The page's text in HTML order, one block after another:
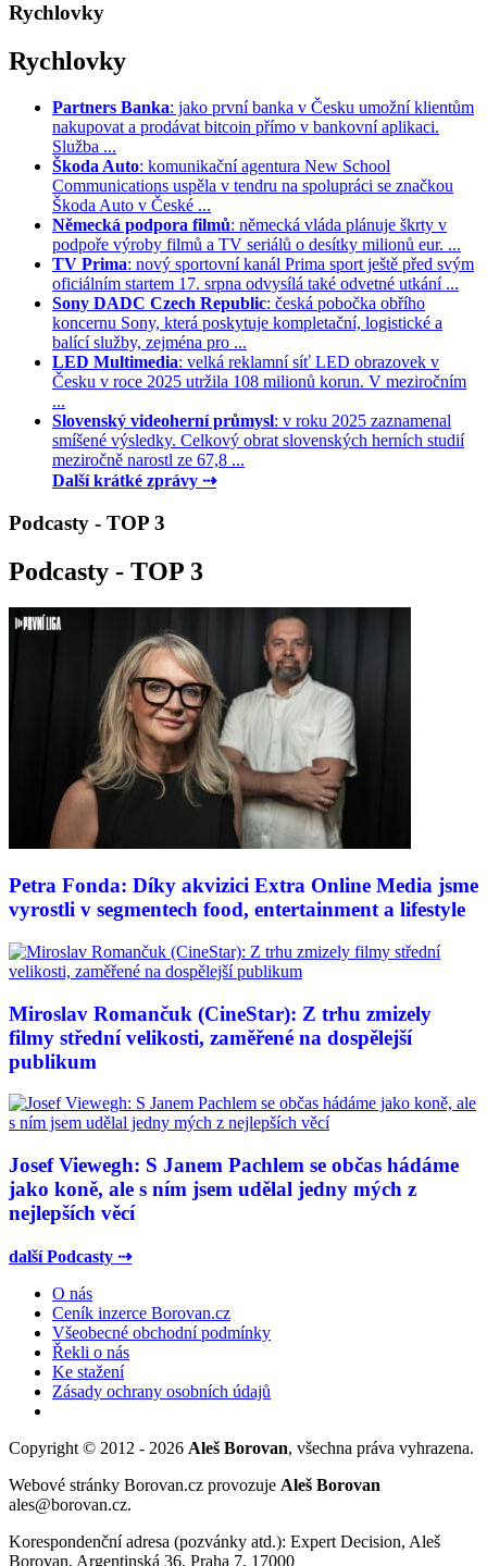
Rychlovky
Rychlovky
Partners Banka: jako první banka v Česku umožní klientům
nakupovat a prodávat bitcoin přímo v bankovní aplikaci.
Služba ...
Škoda Auto: komunikační agentura New School
Communications uspěla v tendru na spolupráci se značkou
Škoda Auto v České ...
Německá podpora filmů: německá vláda plánuje škrty v
podpoře výroby filmů a TV seriálů o desítky milionů eur. ...
TV Prima: nový sportovní kanál Prima sport ještě před svým
oficiálním startem 17. srpna odvysílá také odvetné utkání ...
Sony DADC Czech Republic: česká pobočka obřího
koncernu Sony, která poskytuje kompletační, logistické a
balící služby, zejména pro ...
LED Multimedia: velká reklamní síť LED obrazovek v
Česku v roce 2025 utržila 108 milionů korun. V meziročním
...
Slovenský videoherní průmysl: v roku 2025 zaznamenal
smíšené výsledky. Celkový obrat slovenských herních studií
meziročně narostl ze 67,8 ...
Další krátké zprávy ⇢
Podcasty - TOP 3
Podcasty - TOP 3
Petra Fonda: Díky akvizici Extra Online Media jsme
vyrostli v segmentech food, entertainment a lifestyle
Miroslav Romančuk (CineStar): Z trhu zmizely
filmy střední velikosti, zaměřené na dospělejší
publikum
Josef Viewegh: S Janem Pachlem se občas hádáme
jako koně, ale s ním jsem udělal jedny mých z
nejlepších věcí
další Podcasty ⇢
O nás
Ceník inzerce Borovan.cz
Všeobecné obchodní podmínky
Řekli o nás
Ke stažení
Zásady ochrany osobních údajů
Copyright © 2012 - 2026 Aleš Borovan, všechna práva vyhrazena.
Webové stránky Borovan.cz provozuje Aleš Borovan
ales@borovan.cz.
Korespondenční adresa (pozvánky atd.): Expert Decision, Aleš
Borovan, Argentinská 36, Praha 7, 17000